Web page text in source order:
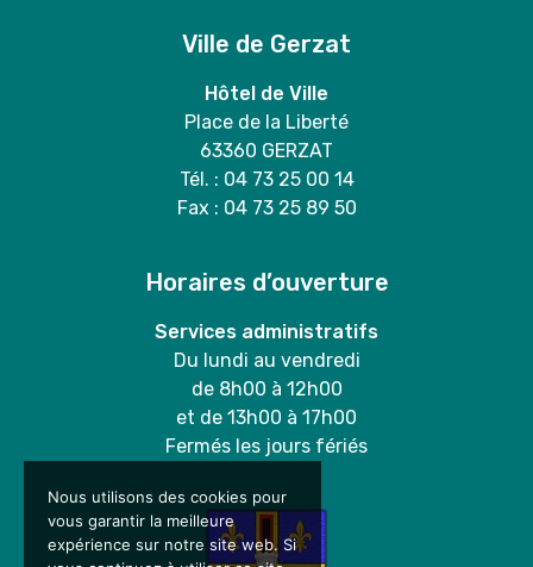
Ville de Gerzat
Hôtel de Ville
Place de la Liberté
63360 GERZAT
Tél. : 04 73 25 00 14
Fax : 04 73 25 89 50
Horaires d’ouverture
Services administratifs
Du lundi au vendredi
de 8h00 à 12h00
et de 13h00 à 17h00
Fermés les jours fériés
Nous utilisons des cookies pour
vous garantir la meilleure
expérience sur notre site web. Si